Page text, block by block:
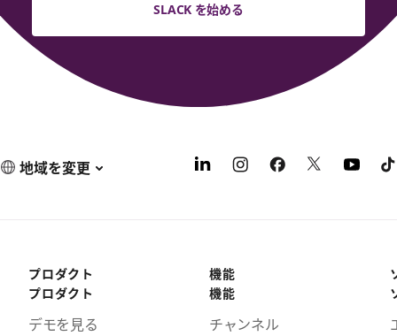
SLACK を始める
地域を変更
プロダクト
プロダクト
デモを見る
機能
機能
チャンネル